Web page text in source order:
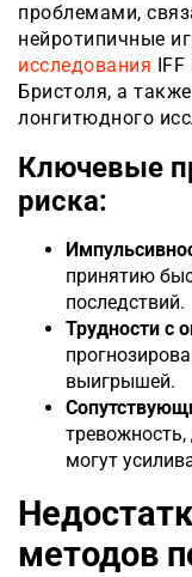
проблемами,
нейротипичные
исследования
Бристоля, а
лонгитюдного
Ключевые
риска:
принятию
последствий.
Трудности с
выигрышей.
тревожность,
могут
методов